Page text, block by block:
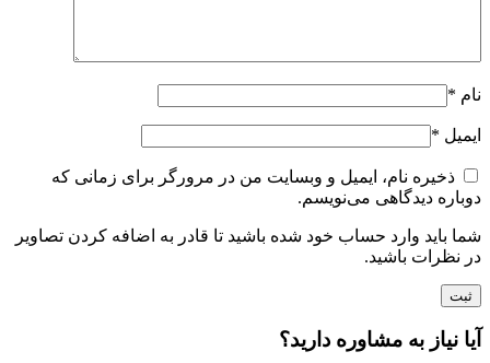
نام *
ایمیل *
ذخیره نام، ایمیل و وبسایت من در مرورگر برای زمانی که
دوباره دیدگاهی می‌نویسم.
شما باید وارد حساب خود شده باشید تا قادر به اضافه کردن تصاویر
در نظرات باشید.
آیا نیاز به مشاوره دارید؟